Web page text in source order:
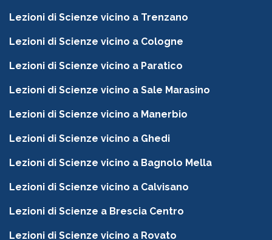
Lezioni di Scienze vicino a Trenzano
Lezioni di Scienze vicino a Cologne
Lezioni di Scienze vicino a Paratico
Lezioni di Scienze vicino a Sale Marasino
Lezioni di Scienze vicino a Manerbio
Lezioni di Scienze vicino a Ghedi
Lezioni di Scienze vicino a Bagnolo Mella
Lezioni di Scienze vicino a Calvisano
Lezioni di Scienze a Brescia Centro
Lezioni di Scienze vicino a Rovato